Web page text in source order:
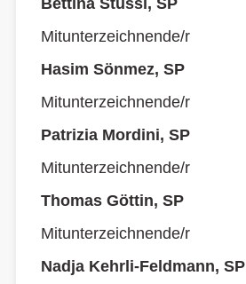
Bettina Stüssi, SP
Mitunterzeichnende/r
Hasim Sönmez, SP
Mitunterzeichnende/r
Patrizia Mordini, SP
Mitunterzeichnende/r
Thomas Göttin, SP
Mitunterzeichnende/r
Nadja Kehrli-Feldmann, SP